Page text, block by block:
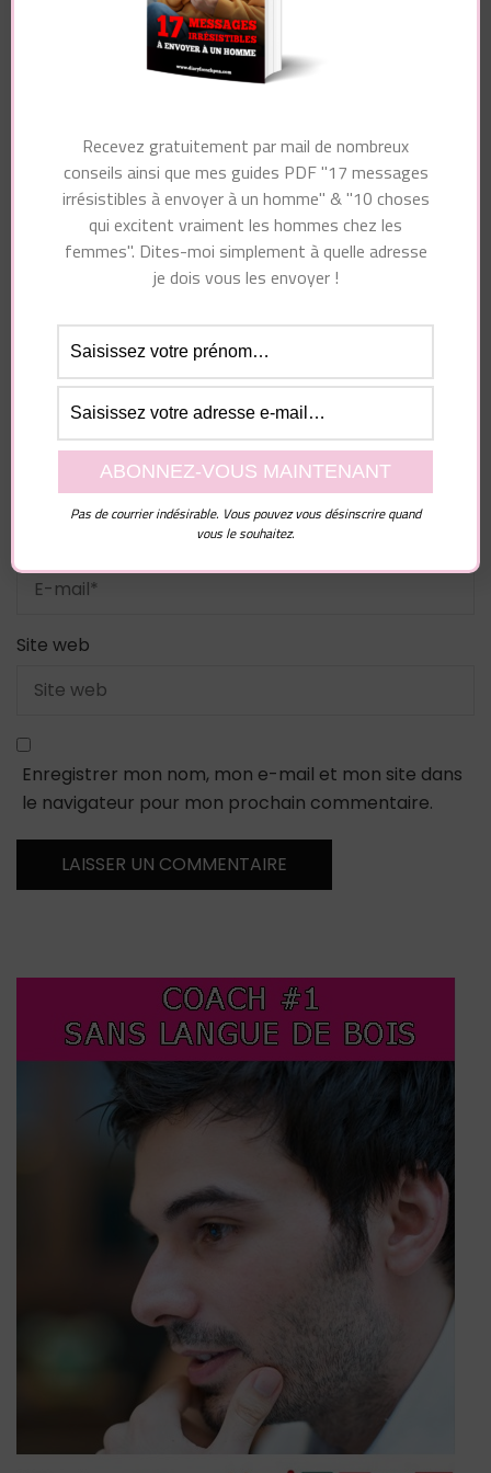
Votre adresse e-mail ne sera pas publiée.Les
champs obligatoires sont indiqués avec*
Commentaire
*
Site web
Enregistrer mon nom, mon e-mail et mon site dans
le navigateur pour mon prochain commentaire.
Recevez gratuitement par mail de nombreux
conseils ainsi que mes guides PDF "17 messages
irrésistibles à envoyer à un homme" & "10 choses
qui excitent vraiment les hommes chez les
femmes". Dites-moi simplement à quelle adresse
je dois vous les envoyer !
Pas de courrier indésirable. Vous pouvez vous désinscrire quand
vous le souhaitez.